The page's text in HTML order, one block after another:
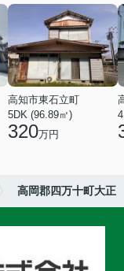
高知市東石立町
5DK (96.89㎡)
320万円
高岡郡四万十町大正